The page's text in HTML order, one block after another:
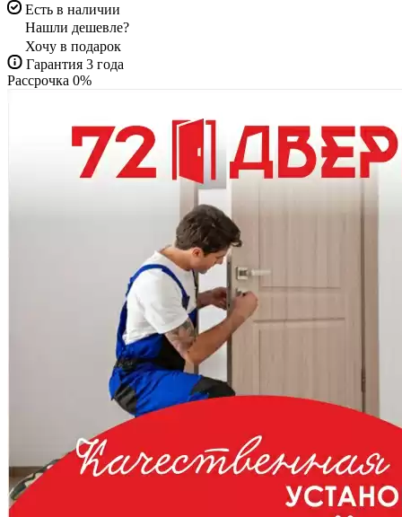
Есть в наличии
Нашли дешевле?
Хочу в подарок
Гарантия 3 года
Рассрочка 0%